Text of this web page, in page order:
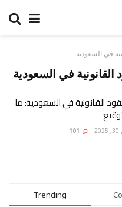
في السعودية
القانونية في السعودية
القانونية في السعودية: ما
Trending